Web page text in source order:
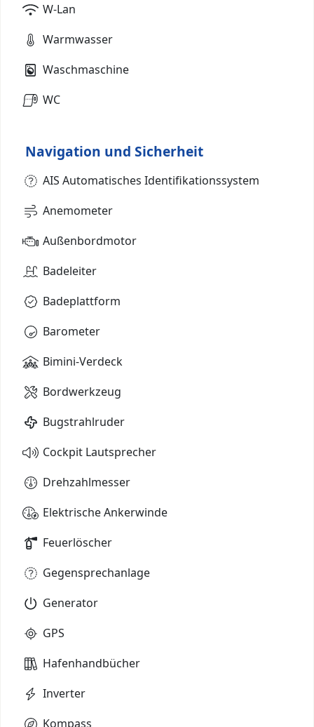
W-Lan
Warmwasser
Waschmaschine
WC
Navigation und Sicherheit
AIS Automatisches Identifikationssystem
Anemometer
Außenbordmotor
Badeleiter
Badeplattform
Barometer
Bimini-Verdeck
Bordwerkzeug
Bugstrahlruder
Cockpit Lautsprecher
Drehzahlmesser
Elektrische Ankerwinde
Feuerlöscher
Gegensprechanlage
Generator
GPS
Hafenhandbücher
Inverter
Kompass